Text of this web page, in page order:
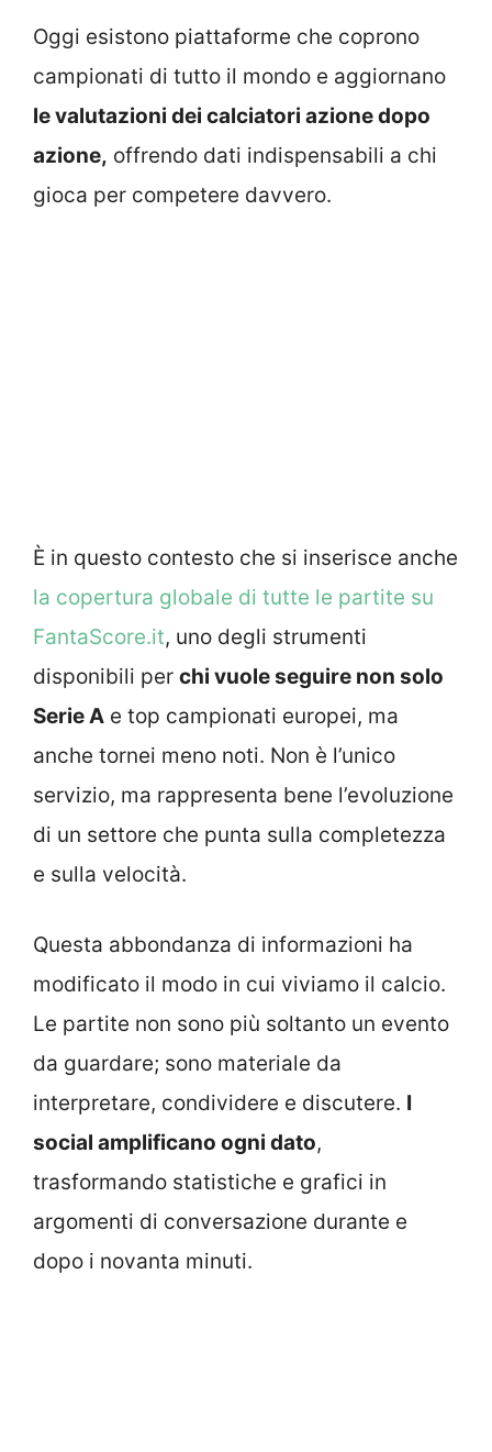
Oggi esistono piattaforme che coprono
campionati di tutto il mondo e aggiornano
le valutazioni dei calciatori azione dopo
azione, offrendo dati indispensabili a chi
gioca per competere davvero.
È in questo contesto che si inserisce anche
la copertura globale di tutte le partite su
FantaScore.it, uno degli strumenti
disponibili per chi vuole seguire non solo
Serie A e top campionati europei, ma
anche tornei meno noti. Non è l’unico
servizio, ma rappresenta bene l’evoluzione
di un settore che punta sulla completezza
e sulla velocità.
Questa abbondanza di informazioni ha
modificato il modo in cui viviamo il calcio.
Le partite non sono più soltanto un evento
da guardare; sono materiale da
interpretare, condividere e discutere. I
social amplificano ogni dato,
trasformando statistiche e grafici in
argomenti di conversazione durante e
dopo i novanta minuti.